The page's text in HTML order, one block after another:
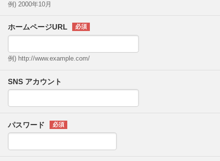
例) 2000年10月
ホームページURL
例) http://www.example.com/
SNS アカウント
パスワード